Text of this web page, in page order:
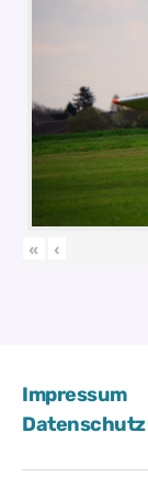
« ‹
Impressum
Datenschutz